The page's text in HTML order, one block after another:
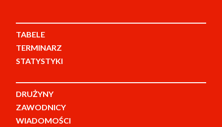
TABELE
TERMINARZ
STATYSTYKI
DRUŻYNY
ZAWODNICY
WIADOMOŚCI